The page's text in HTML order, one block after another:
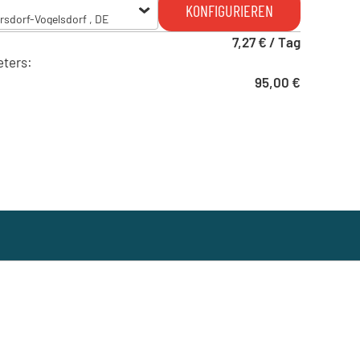
Vogelsdorf , DE
Vogelsdorf , DE
KONFIGURIEREN
7,27 € / Tag
95,00 €